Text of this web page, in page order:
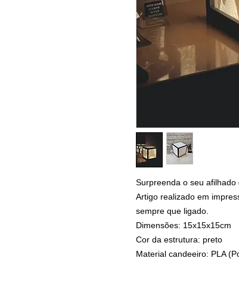
Surpreenda o seu
Artigo realizado em
sempre que ligado.
Dimensões: 15x15x15cm
Cor da estrutura: preto
Material candeeiro: PLA